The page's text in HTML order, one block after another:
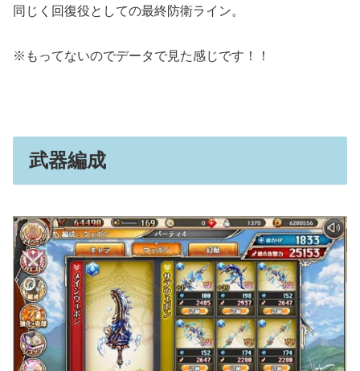
同じく回復役としての最終防衛ライン。
※もってないのでデータで見た感じです！！
武器編成